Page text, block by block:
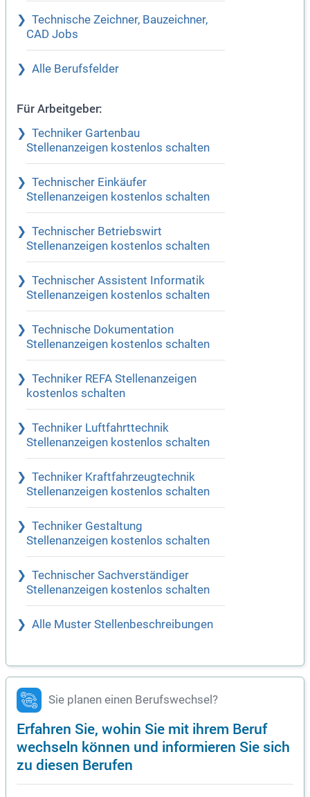
Technische Zeichner, Bauzeichner,
CAD Jobs
Alle Berufsfelder
Für Arbeitgeber:
Techniker Gartenbau
Stellenanzeigen kostenlos schalten
Technischer Einkäufer
Stellenanzeigen kostenlos schalten
Technischer Betriebswirt
Stellenanzeigen kostenlos schalten
Technischer Assistent Informatik
Stellenanzeigen kostenlos schalten
Technische Dokumentation
Stellenanzeigen kostenlos schalten
Techniker REFA Stellenanzeigen
kostenlos schalten
Techniker Luftfahrttechnik
Stellenanzeigen kostenlos schalten
Techniker Kraftfahrzeugtechnik
Stellenanzeigen kostenlos schalten
Techniker Gestaltung
Stellenanzeigen kostenlos schalten
Technischer Sachverständiger
Stellenanzeigen kostenlos schalten
Alle Muster Stellenbeschreibungen
Sie planen einen Berufswechsel?
Erfahren Sie, wohin Sie mit ihrem Beruf
wechseln können und informieren Sie sich
zu diesen Berufen